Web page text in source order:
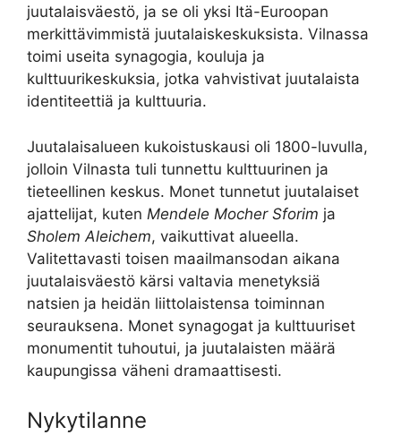
juutalaisväestö, ja se oli yksi Itä-Euroopan
merkittävimmistä juutalaiskeskuksista. Vilnassa
toimi useita synagogia, kouluja ja
kulttuurikeskuksia, jotka vahvistivat juutalaista
identiteettiä ja kulttuuria.
Juutalaisalueen kukoistuskausi oli 1800-luvulla,
jolloin Vilnasta tuli tunnettu kulttuurinen ja
tieteellinen keskus. Monet tunnetut juutalaiset
ajattelijat, kuten Mendele Mocher Sforim ja
Sholem Aleichem, vaikuttivat alueella.
Valitettavasti toisen maailmansodan aikana
juutalaisväestö kärsi valtavia menetyksiä
natsien ja heidän liittolaistensa toiminnan
seurauksena. Monet synagogat ja kulttuuriset
monumentit tuhoutui, ja juutalaisten määrä
kaupungissa väheni dramaattisesti.
Nykytilanne